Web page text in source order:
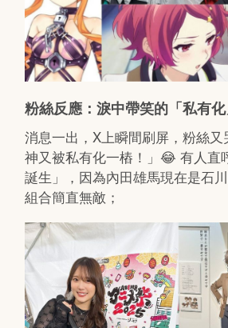
粉絲反應：淚中帶笑的「私有
消息一出，X上瞬間刷屏，粉絲
神又被私有化一樁！」😂 有人直
誕生」，因為內田雄馬現在是石
組合簡直無敵；